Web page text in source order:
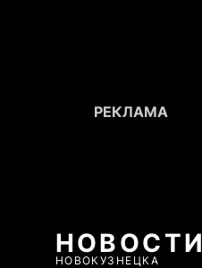
НОВОСТИ
НОВОКУЗНЕЦКА